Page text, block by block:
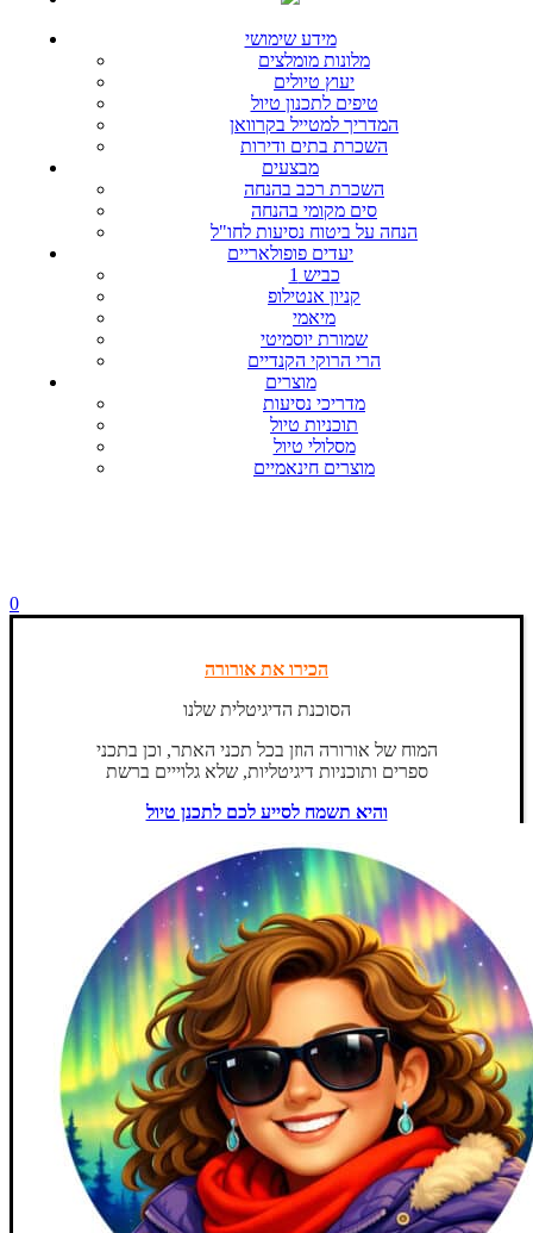
מידע שימושי
מלונות מומלצים
יעוץ טיולים
טיפים לתכנון טיול
המדריך למטייל בקרוואן
השכרת בתים ודירות
מבצעים
השכרת רכב בהנחה
סים מקומי בהנחה
הנחה על ביטוח נסיעות לחו"ל
יעדים פופולאריים
כביש 1
קניון אנטילופ
מיאמי
שמורת יוסמיטי
הרי הרוקי הקנדיים
מוצרים
מדריכי נסיעות
תוכניות טיול
מסלולי טיול
מוצרים חינאמיים
0
הכירו את אורורה
הסוכנת הדיגיטלית שלנו
המוח של אורורה הוזן בכל תכני האתר, וכן בתכני
ספרים ותוכניות דיגיטליות, שלא גלוייים ברשת
והיא תשמח לסייע לכם לתכנן טיול